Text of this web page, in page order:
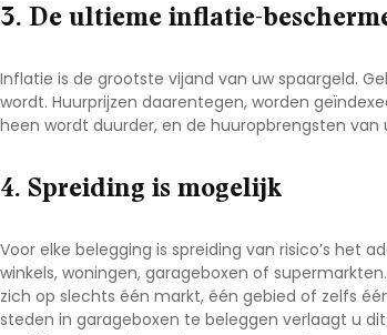
3. De ultieme inflatie-
Inflatie is de grootste vijand van uw spaargeld.
wordt. Huurprijzen daarentegen, worden
heen wordt duurder, en de huuropbrengsten van
4. Spreiding is mogelijk
Voor elke belegging is spreiding van risico’s het
winkels, woningen, garageboxen of
zich op slechts één markt, één gebied of zelfs
steden in garageboxen te beleggen verlaagt u